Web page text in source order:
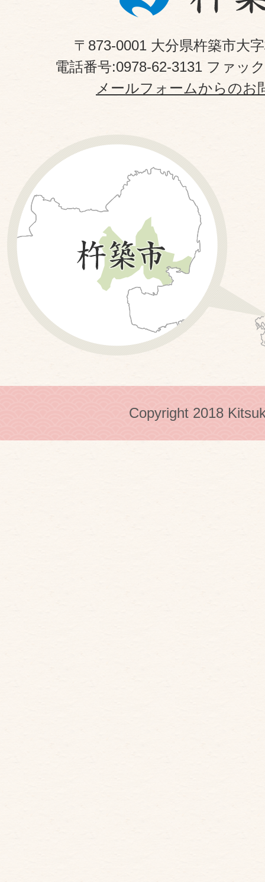
〒873-0001 大分県杵築市大
電話番号:0978-62-3131 ファッ
メールフォームからのお
Copyright 2018